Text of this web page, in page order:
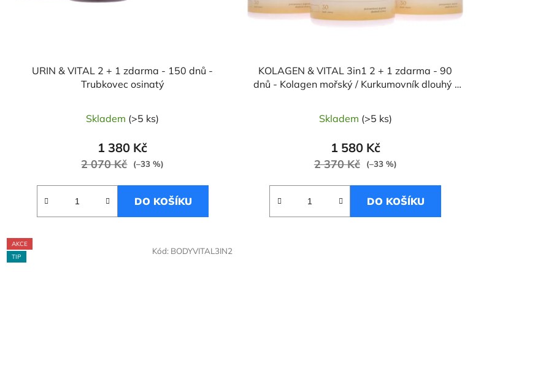
URIN & VITAL 2 + 1 zdarma - 150 dnů -
Trubkovec osinatý
Skladem (>5 ks)
1 380 Kč
2 070 Kč (–33 %)
DO KOŠÍKU
KOLAGEN & VITAL 3in1 2 + 1 zdarma - 90
dnů - Kolagen mořský / Kurkumovník dlouhý /
Skladem (>5 ks)
1 580 Kč
2 370 Kč (–33 %)
DO KOŠÍKU
AKCE
TIP
Kód: BODYVITAL3IN2